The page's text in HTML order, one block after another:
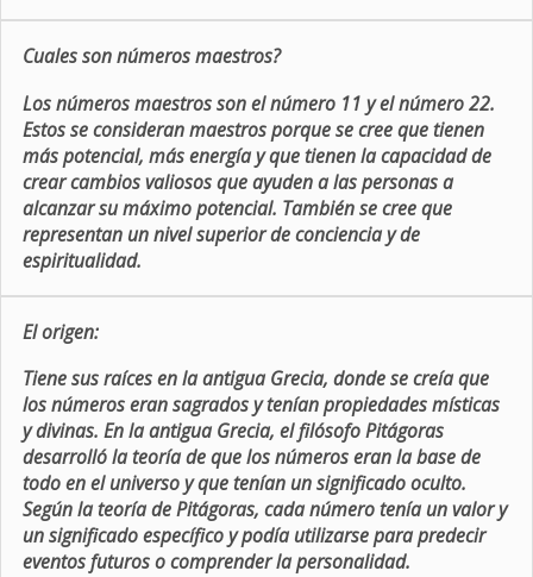
Cuales son números maestros?
Los números maestros son el número 11 y el número 22.
Estos se consideran maestros porque se cree que tienen
más potencial, más energía y que tienen la capacidad de
crear cambios valiosos que ayuden a las personas a
alcanzar su máximo potencial. También se cree que
representan un nivel superior de conciencia y de
espiritualidad.
El origen:
Tiene sus raíces en la antigua Grecia, donde se creía que
los números eran sagrados y tenían propiedades místicas
y divinas. En la antigua Grecia, el filósofo Pitágoras
desarrolló la teoría de que los números eran la base de
todo en el universo y que tenían un significado oculto.
Según la teoría de Pitágoras, cada número tenía un valor y
un significado específico y podía utilizarse para predecir
eventos futuros o comprender la personalidad.